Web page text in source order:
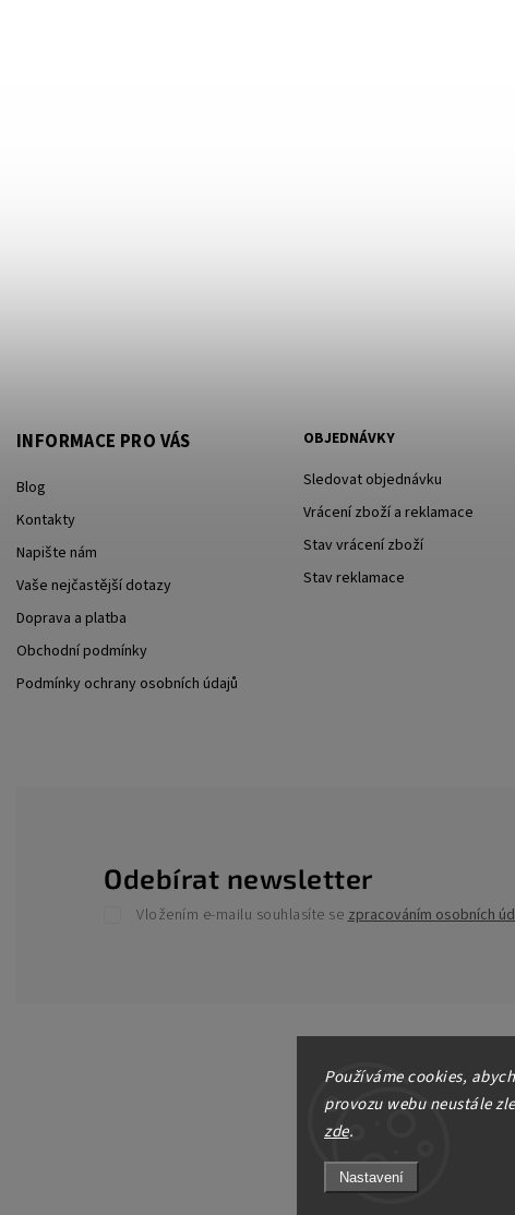
Používáme cookies,
provozu webu neustále
zde.
Nastavení
INFORMACE PRO VÁS
Blog
Kontakty
Napište nám
Vaše nejčastější dotazy
Doprava a platba
Obchodní podmínky
Podmínky ochrany osobních údajů
OBJEDNÁVKY
Sledovat objednávku
Vrácení zboží a reklamace
Stav vrácení zboží
Stav reklamace
Odebírat newsletter
Vložením e-mailu souhlasíte sezpracováním osobních